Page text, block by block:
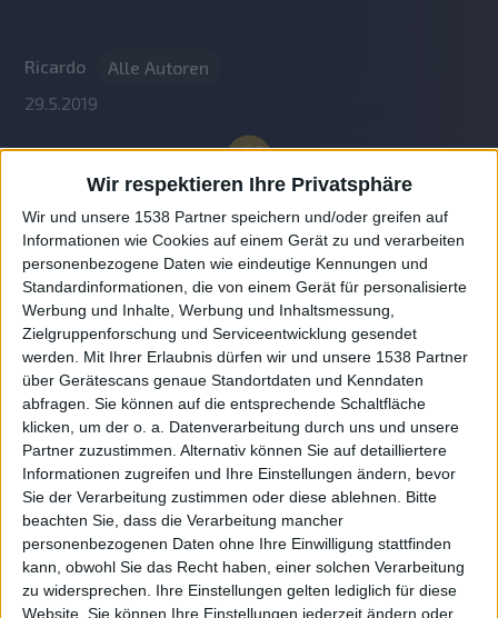
Wir respektieren Ihre Privatsphäre
Wir und unsere 1538 Partner speichern und/oder greifen auf
Informationen wie Cookies auf einem Gerät zu und verarbeiten
personenbezogene Daten wie eindeutige Kennungen und
Standardinformationen, die von einem Gerät für personalisierte
Werbung und Inhalte, Werbung und Inhaltsmessung,
Zielgruppenforschung und Serviceentwicklung gesendet
werden.
Mit Ihrer Erlaubnis dürfen wir und unsere 1538 Partner
über Gerätescans genaue Standortdaten und Kenndaten
abfragen. Sie können auf die entsprechende Schaltfläche
klicken, um der o. a. Datenverarbeitung durch uns und unsere
Partner zuzustimmen. Alternativ können Sie auf detailliertere
Informationen zugreifen und Ihre Einstellungen ändern, bevor
Sie der Verarbeitung zustimmen oder diese ablehnen.
Bitte
beachten Sie, dass die Verarbeitung mancher
personenbezogenen Daten ohne Ihre Einwilligung stattfinden
kann, obwohl Sie das Recht haben, einer solchen Verarbeitung
zu widersprechen. Ihre Einstellungen gelten lediglich für diese
Website. Sie können Ihre Einstellungen jederzeit ändern oder
Ricardo
Alle Autoren
29.5.2019
Auf DESMONDO findet Ihr Inspirationen für
individuelles, gemütliches und intelligentes Wohnen,
die aktuellsten Einrichtungstrends und Informatives zu
neuesten Smart Home Systemen.
Rechtliches
Impressum
Datenschutz
Sitemap